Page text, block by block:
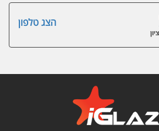
הצג טלפון